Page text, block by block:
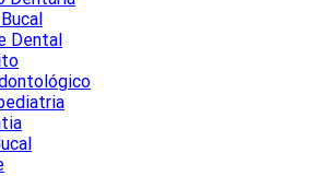
Dental